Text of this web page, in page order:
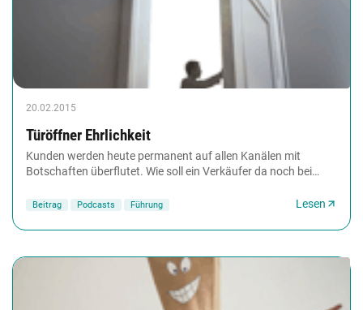
20.02.2015
Türöffner Ehrlichkeit
Kunden werden heute permanent auf allen Kanälen mit
Botschaften überflutet. Wie soll ein Verkäufer da noch bei
Beitrag Podcasts Führung Lesen